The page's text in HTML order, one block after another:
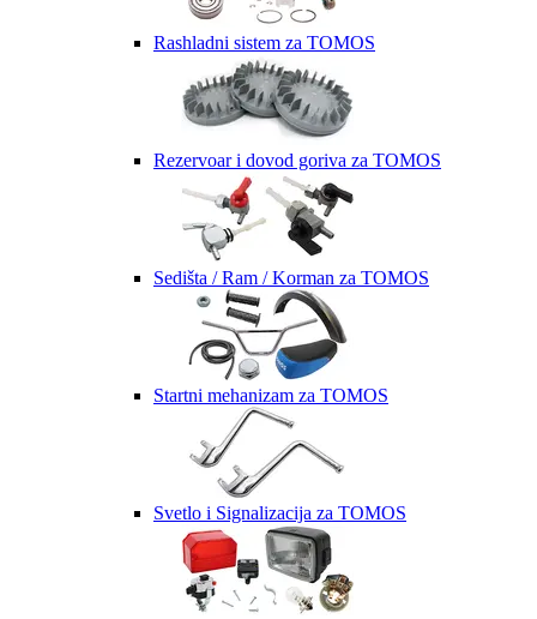
Rashladni sistem za TOMOS
Rezervoar i dovod goriva za TOMOS
Sedišta / Ram / Korman za TOMOS
Startni mehanizam za TOMOS
Svetlo i Signalizacija za TOMOS